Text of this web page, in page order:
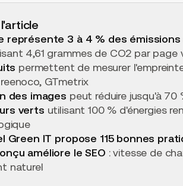
représente 3 à 4 % des émissions
4,61 grammes de CO2 par page
permettent de mesurer
GTmetrix
des images peut réduire jusqu'à 70
verts utilisant 100 % d'énergies
Green IT propose 115 bonnes
améliore le SEO : vitesse de
naturel